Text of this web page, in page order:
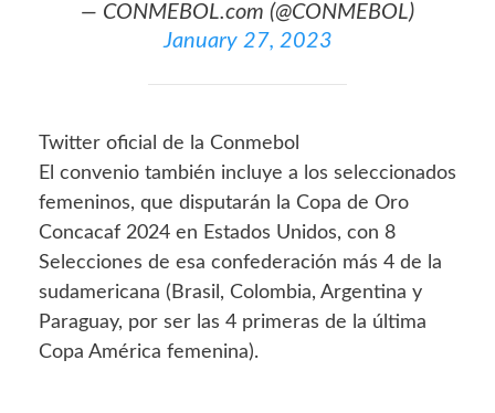
— CONMEBOL.com (@CONMEBOL)
January 27, 2023
Twitter oficial de la Conmebol
El convenio también incluye a los seleccionados
femeninos, que disputarán la Copa de Oro
Concacaf 2024 en Estados Unidos, con 8
Selecciones de esa confederación más 4 de la
sudamericana (Brasil, Colombia, Argentina y
Paraguay, por ser las 4 primeras de la última
Copa América femenina).